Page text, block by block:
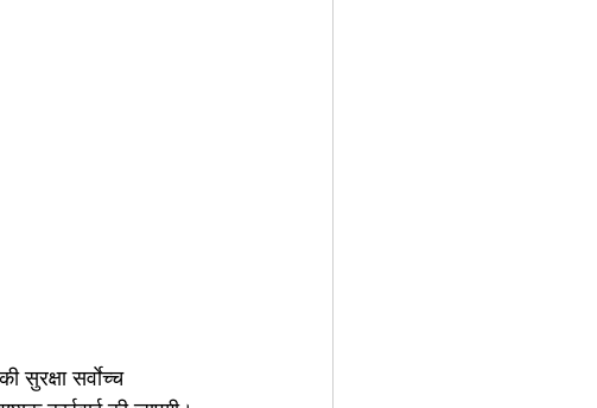
सुरक्षा सर्वाेच्च